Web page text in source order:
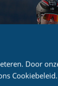
Door
Cookiebeleid.